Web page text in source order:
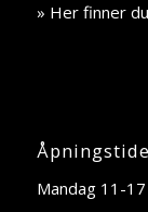
» Her finner
Mandag 11-17